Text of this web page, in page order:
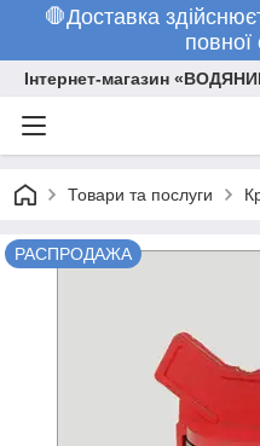
🛑Доставка
повної
Інтернет-магазин
Товари та послуги
РАСПРОДАЖА